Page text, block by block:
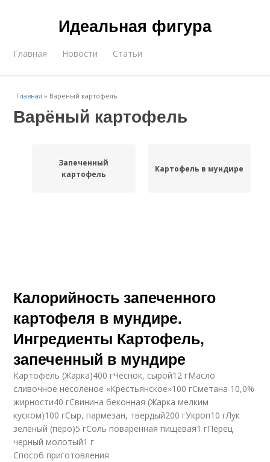
Идеальная фигура
Главная Новости Статьи
Главная » Варёный картофель
Варёный картофель
Запеченный
картофель
Картофель в мундире
Калорийность запеченного
картофеля в мундире.
Ингредиенты Картофель,
запеченный в мундире
Картофель (Жарка)400 гЧеснок, сырой12 гМасло
сливочное несоленое «Крестьянское»100 гСметана 10,0%
жирности40 гСвинина беконная (Жарка мелким
куском)100 гСыр, пармезан, твердый200 гУкроп10 гЛук
зеленый (перо)5 гСоль поваренная пищевая1 гПерец
черный молотый1 г
Способ приготовления